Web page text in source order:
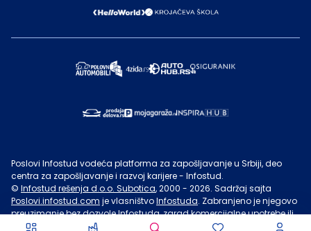
Poslovi Infostud vodeća platforma za zapošljavanje u Srbiji, deo
centra za zapošljavanje i razvoj karijere - Infostud.
© Infostud rešenja d.o.o. Subotica, 2000 - 2026. Sadržaj sajta
Poslovi.infostud.com je vlasništvoInfostuda. Zabranjeno je njegovo
preuzimanje bez dozvoleInfostuda, zarad komercijalne upotrebe ili
u druge svrhe, osim za lične potrebe posetilaca sajta.